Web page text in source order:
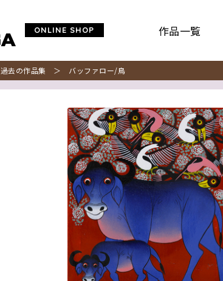
ONLINE SHOP 作品一覧
過去の作品集 ＞ バッファロー/鳥